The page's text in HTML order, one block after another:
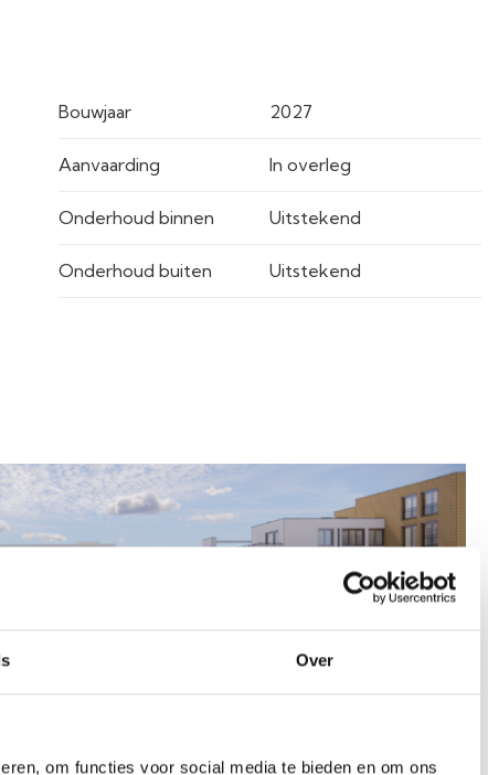
Over
om functies voor social media te bieden en om ons
Bouwjaar 2027
Aanvaarding In overleg
Onderhoud binnen Uitstekend
Onderhoud buiten Uitstekend